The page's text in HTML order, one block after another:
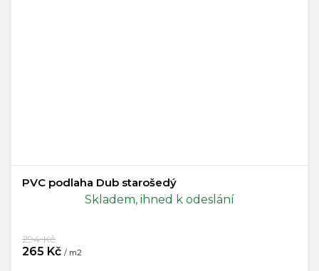
PVC podlaha Dub starošedý
Skladem, ihned k odeslání
265 Kč / m2
294 Kč